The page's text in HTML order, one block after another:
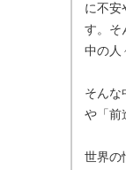
に不安
す。そ
中の人
そんな
や「前
世界の